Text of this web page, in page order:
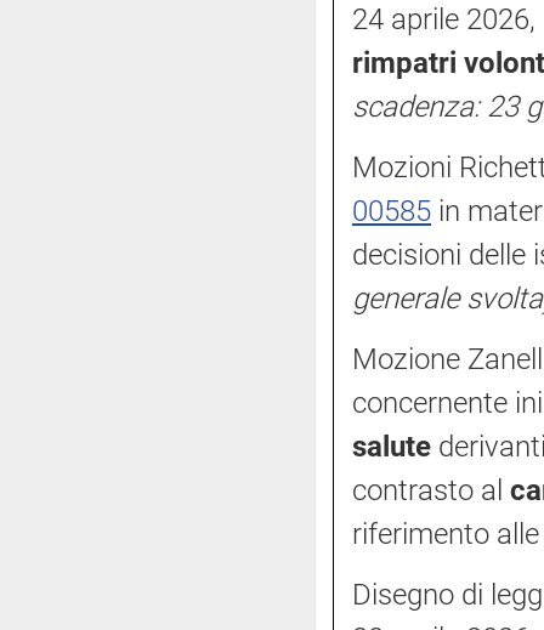
24 aprile
rimpatri
scadenza: 23
Mozioni
00585 in
decisioni delle
generale
Mozione
concernente
salute
contrasto al
riferimento
Disegno di